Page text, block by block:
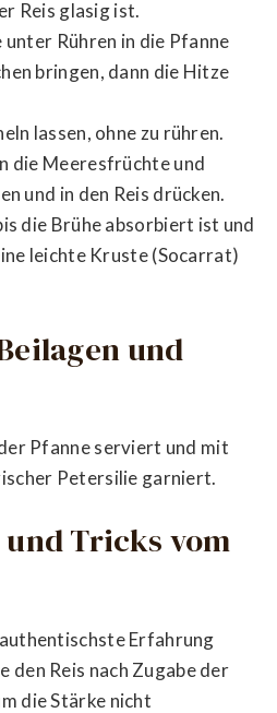
Reis glasig ist.
unter Rühren in die Pfanne
bringen, dann die Hitze
lassen, ohne zu rühren.
die Meeresfrüchte und
und in den Reis drücken.
die Brühe absorbiert ist und
leichte Kruste (Socarrat)
und
Pfanne serviert und mit
Petersilie garniert.
Tricks vom
Erfahrung
den Reis nach Zugabe der
die Stärke nicht